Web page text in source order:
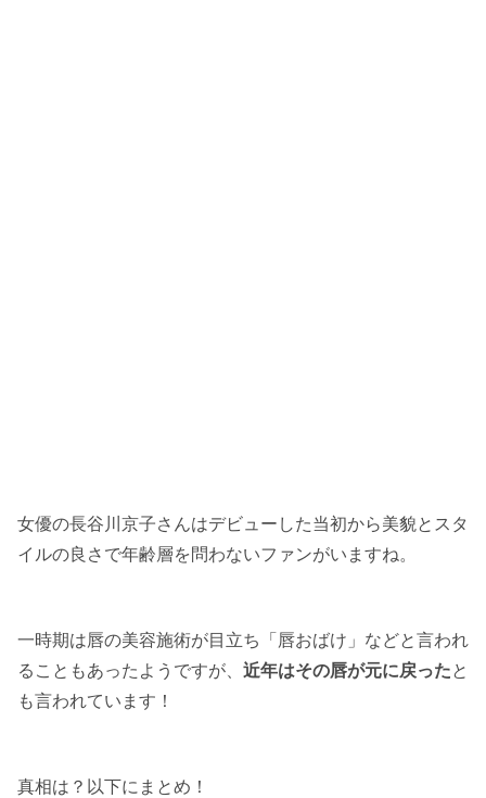
女優の長谷川京子さんはデビューした当初から美貌とスタ
イルの良さで年齢層を問わないファンがいますね。
一時期は唇の美容施術が目立ち「唇おばけ」などと言われ
ることもあったようですが、 近年はその唇が元に戻ったと
も言われています！
真相は？以下にまとめ！